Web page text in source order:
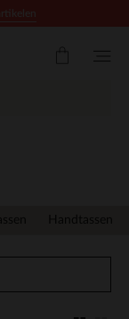
Handtassen